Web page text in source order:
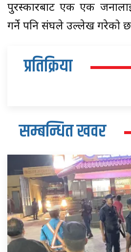
पुरस्कारबाट एक एक
गर्ने पनि संघले उल्लेख गरेको छ
प्रतिक्रिया
सम्बन्धित खवर